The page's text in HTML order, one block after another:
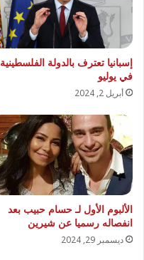
إسبانيا تعترف بالدولة الفلسطينية
في يوليو
أبريل 2, 2024
الألبوم الأول لـ حسام حبيب بعد
انفصاله رسميا عن شيرين
ديسمبر 29, 2024